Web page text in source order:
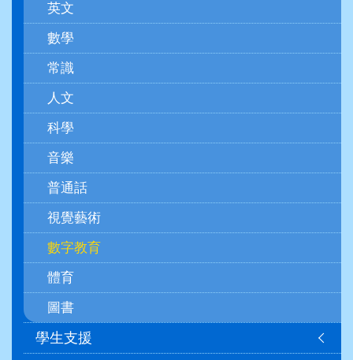
英文
數學
常識
人文
科學
音樂
普通話
視覺藝術
數字教育
體育
圖書
學生支援